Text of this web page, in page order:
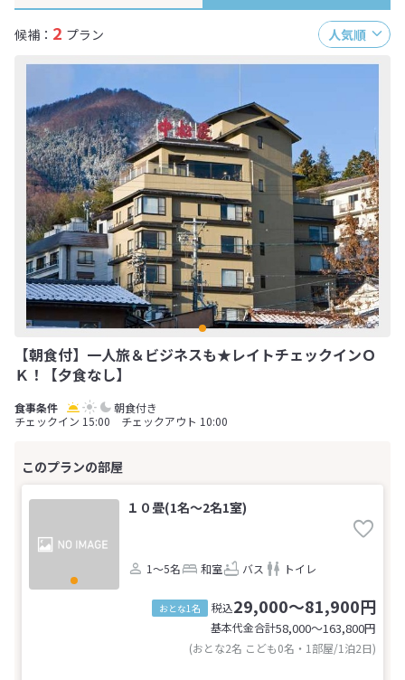
候補： 2 プラン 人気順
【朝食付】一人旅＆ビジネスも★レイトチェックインＯ
Ｋ！【夕食なし】
朝食付き
チェックイン 15:00 チェックアウト 10:00
１０畳(1名～2名1室)
1～5名 和室 バス トイレ
おとな1名 税込29,000～81,900円
基本代金合計58,000〜163,800円
(おとな2名 こども0名・1部屋/1泊2日)